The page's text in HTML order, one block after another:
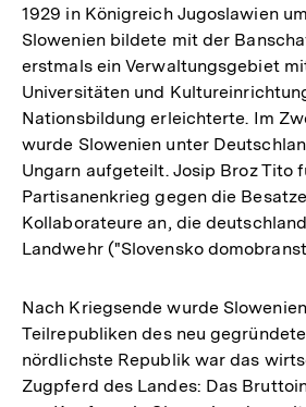
1929 in Königreich Jugoslawien
Slowenien bildete mit der
erstmals ein Verwaltungsgebiet
Universitäten und
Nationsbildung erleichterte. Im
wurde Slowenien unter
Ungarn aufgeteilt. Josip Broz Tito
Partisanenkrieg gegen die
Kollaborateure an, die
Landwehr ("Slovensko
Nach Kriegsende wurde
Teilrepubliken des neu
nördlichste Republik war das
Zugpferd des Landes: Das